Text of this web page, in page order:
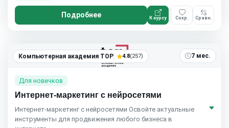
Подробнее К курсу Сохр. Сравн.
Компьютерная академия TOP 4.8(257) 7 мес.
Для новичков
Интернет-маркетинг с нейросетями
Интернет-маркетинг с нейросетями Освойте актуальные
инструменты для продвижения любого бизнеса в